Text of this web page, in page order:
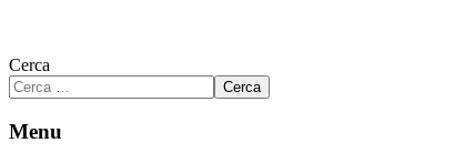
Cerca
Cerca
Menu